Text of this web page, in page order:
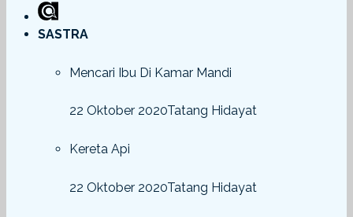
SASTRA
Mencari Ibu Di Kamar Mandi
22 Oktober 2020Tatang Hidayat
Kereta Api
22 Oktober 2020Tatang Hidayat